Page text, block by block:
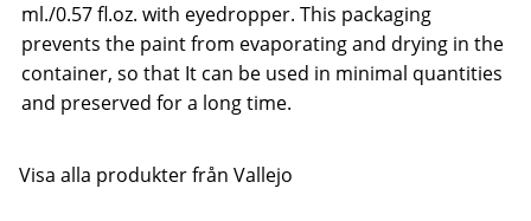
ml./0.57 fl.oz. with eyedropper. This packaging
prevents the paint from evaporating and drying in the
container, so that It can be used in minimal quantities
and preserved for a long time.
Visa alla produkter från Vallejo